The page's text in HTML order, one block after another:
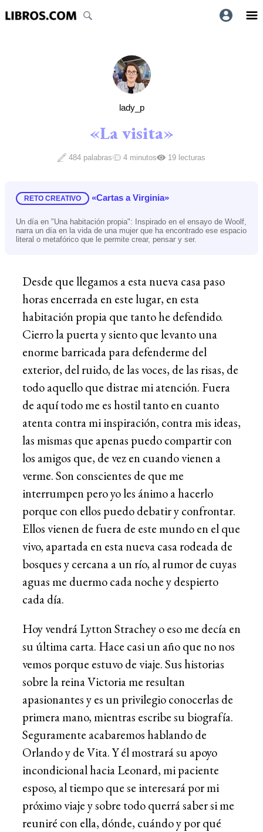
lady_p
«La visita»
484 palabras 4 minutos 19 lecturas
RETO CREATIVO «Cartas a Virginia»
Un día en "Una habitación propia": Inspirado en el ensayo de Woolf,
narra un día en la vida de una mujer que ha encontrado ese espacio
literal o metafórico que le permite crear, pensar y ser.
Desde que llegamos a esta nueva casa paso
horas encerrada en este lugar, en esta
habitación propia que tanto he defendido.
Cierro la puerta y siento que levanto una
enorme barricada para defenderme del
exterior, del ruido, de las voces, de las risas, de
todo aquello que distrae mi atención. Fuera
de aquí todo me es hostil tanto en cuanto
atenta contra mi inspiración, contra mis ideas,
las mismas que apenas puedo compartir con
los amigos que, de vez en cuando vienen a
verme. Son conscientes de que me
interrumpen pero yo les ánimo a hacerlo
porque con ellos puedo debatir y confrontar.
Ellos vienen de fuera de este mundo en el que
vivo, apartada en esta nueva casa rodeada de
bosques y cercana a un río, al rumor de cuyas
aguas me duermo cada noche y despierto
cada día.
Hoy vendrá Lytton Strachey o eso me decía en
su última carta. Hace casi un año que no nos
vemos porque estuvo de viaje. Sus historias
sobre la reina Victoria me resultan
apasionantes y es un privilegio conocerlas de
primera mano, mientras escribe su biografía.
Seguramente acabaremos hablando de
Orlando y de Vita. Y él mostrará su apoyo
incondicional hacia Leonard, mi paciente
esposo, al tiempo que se interesará por mi
próximo viaje y sobre todo querrá saber si me
reuniré con ella, dónde, cuándo y por qué